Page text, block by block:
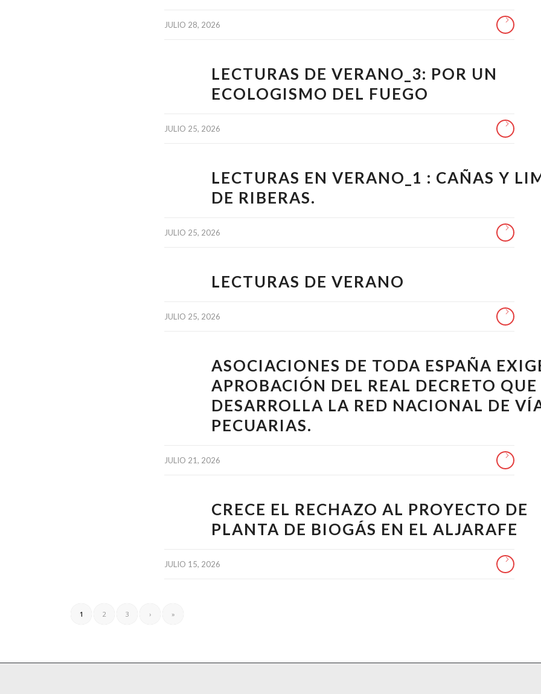
JULIO 28, 2026
LECTURAS DE VERANO_3: POR UN
ECOLOGISMO DEL FUEGO
JULIO 25, 2026
LECTURAS EN VERANO_1 : CAÑAS Y
DE RIBERAS.
JULIO 25, 2026
LECTURAS DE VERANO
JULIO 25, 2026
ASOCIACIONES DE TODA ESPAÑA
APROBACIÓN DEL REAL DECRETO QUE
DESARROLLA LA RED NACIONAL DE
PECUARIAS.
JULIO 21, 2026
CRECE EL RECHAZO AL PROYECTO DE
PLANTA DE BIOGÁS EN EL ALJARAFE
JULIO 15, 2026
1 2 3 › »